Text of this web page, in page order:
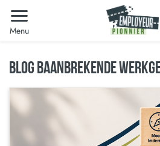
Menu
BLOG BAANBREKENDE